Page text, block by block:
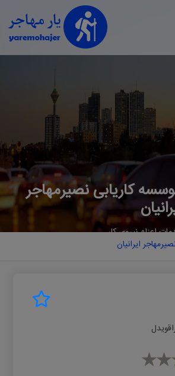
کاریابی ﻧﺼﯿﺮﻣﻬﺎﺟﺮ
اعزام نيروی كار
اﯾﺮاﻧﯿﺎن